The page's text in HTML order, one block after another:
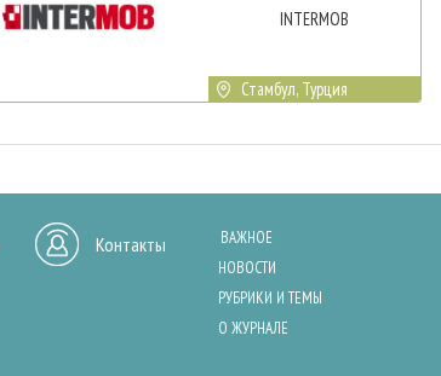
INTERMOB
Стамбул, Турция
Контакты
ВАЖНОЕ
НОВОСТИ
РУБРИКИ И ТЕМЫ
О ЖУРНАЛЕ